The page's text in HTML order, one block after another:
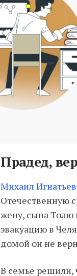
Прадед,
Михаил
Отечественную
жену, сына Толю
эвакуацию в
домой он не
В семье решили,